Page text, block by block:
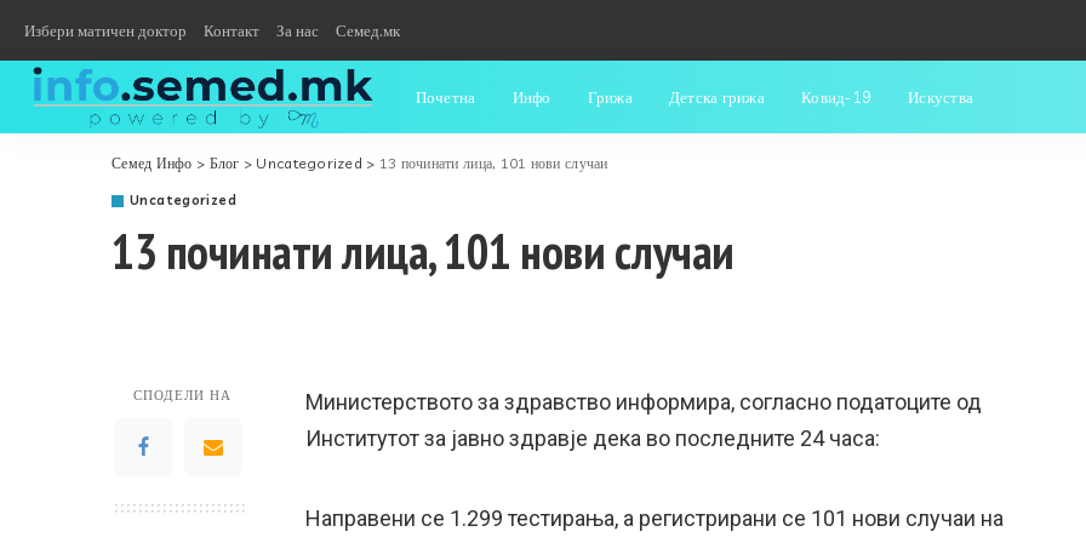
Избери матичен доктор Контакт За нас Семед.мк
Почетна Инфо Грижа Детска грижа Ковид-19 Искуства
Семед Инфо > Блог > Uncategorized > 13 починати лица, 101 нови случаи
Uncategorized
13 починати лица, 101 нови случаи
СПОДЕЛИ НА
Министерството за здравство информира, согласно податоците од
Институтот за јавно здравје дека во последните 24 часа:
Направени се 1.299 тестирања, а регистрирани се 101 нови случаи на